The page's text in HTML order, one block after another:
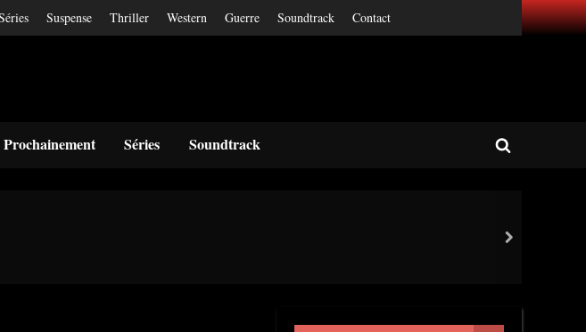
Suspense Thriller Western Guerre Soundtrack Contact
Prochainement Séries Soundtrack
Toggle
next